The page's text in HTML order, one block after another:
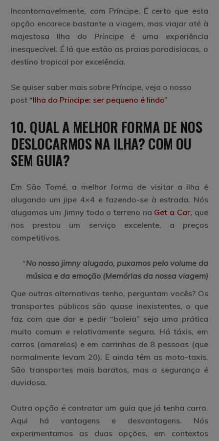
Incontornavelmente, com Príncipe. É certo que esta
opção encarece bastante a viagem, mas viajar até à
majestosa Ilha do Príncipe é uma experiência
inesquecível. É lá que estão as praias paradisíacas, o
destino tropical por excelência.
Se quiser saber mais sobre Príncipe, veja o nosso
post “Ilha do Príncipe: ser pequeno é lindo”
10.QUAL A MELHOR FORMA DE NOS
DESLOCARMOS NA ILHA?COM OU
SEM GUIA?
Em São Tomé, a melhor forma de visitar a ilha é
alugando um jipe 4×4 e fazendo-se à estrada. Nós
alugamos um Jimny todo o terreno na Get a Car, que
nos prestou um serviço excelente, a preços
competitivos.
“No nosso jimny alugado, puxamos pelo volume da
música e da emoção (Memórias da nossa viagem)
Que outras alternativas tenho, perguntam vocês? Os
transportes públicos são quase inexistentes, o que
faz com que dar e pedir “boleia” seja uma prática
muito comum e relativamente segura. Há táxis, em
carros (amarelos) e em carrinhas de 8 pessoas (que
normalmente levam 20). E ainda têm as moto-taxis.
São transportes mais baratos, mas a segurança é
duvidosa.
Outra opção é contratar um guia que já tenha carro.
Aqui há vantagens e desvantagens. Nós
experimentamos as duas opções, em contextos